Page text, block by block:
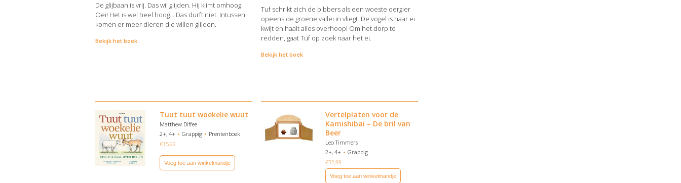
De glijbaan is vrij. Das wil glijden. Hij klimt omhoog.
Oei! Het is wel heel hoog… Das durft niet. Intussen
komen er meer dieren die willen glijden.
Bekijk het boek
Tuf schrikt zich de bibbers als een woeste oergier
opeens de groene vallei in vliegt. De vogel is haar ei
kwijt en haalt alles overhoop! Om het dorp te
redden, gaat Tuf op zoek naar het ei.
Bekijk het boek
Tuut tuut woekelie wuut
Matthew Diffee
2+, 4+
Grappig
Prentenboek
€15,99
Voeg toe aan winkelmandje
Vertelplaten voor de
Kamishibai – De bril van
Beer
Leo Timmers
2+, 4+
Grappig
€32,99
Voeg toe aan winkelmandje